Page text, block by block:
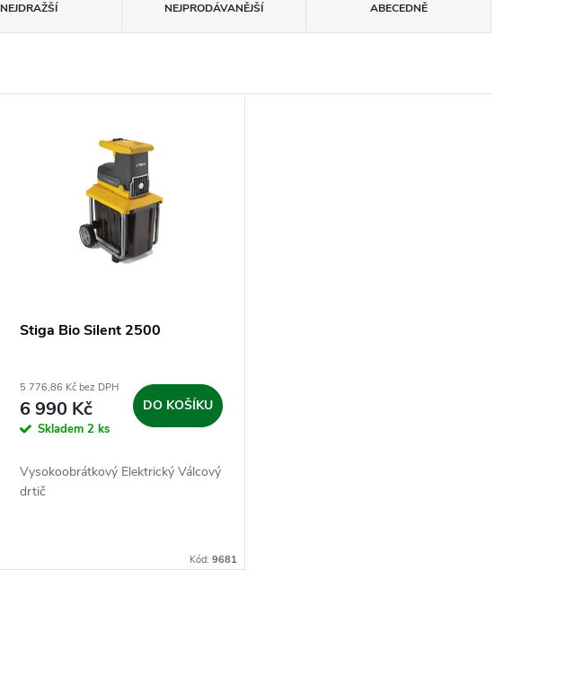
NEJDRAŽŠÍ NEJPRODÁVANĚJŠÍ ABECEDNĚ
Stiga Bio Silent 2500
5 776,86 Kč bez DPH
6 990 Kč
Skladem2 ks
DO KOŠÍKU
Vysokoobrátkový Elektrický Válcový
drtič
Kód: 9681